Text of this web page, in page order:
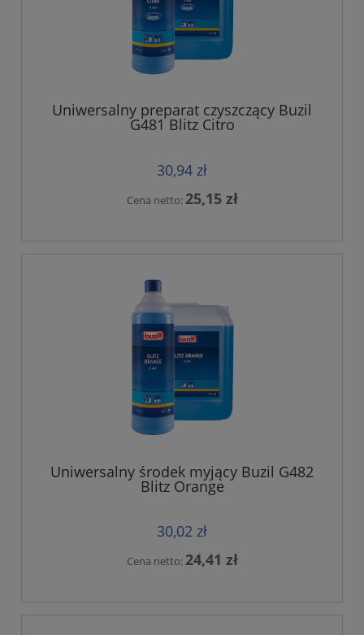
Uniwersalny preparat czyszczący Buzil
G481 Blitz Citro
30,94 zł
Cena netto: 25,15 zł
Uniwersalny środek myjący Buzil G482
Blitz Orange
30,02 zł
Cena netto: 24,41 zł